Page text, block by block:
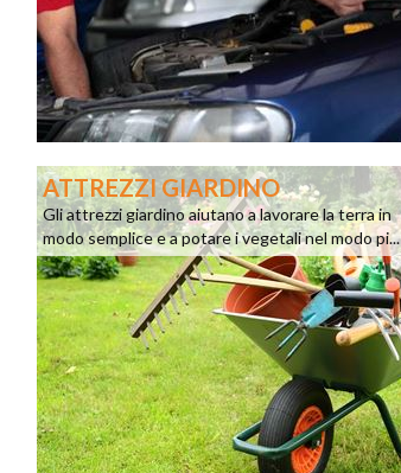
ATTREZZI GIARDINO
Gli attrezzi giardino aiutano a lavorare la terra in
modo semplice e a potare i vegetali nel modo pi...